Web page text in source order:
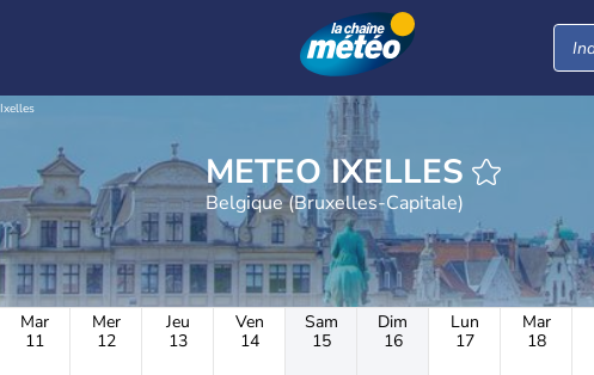
Ixelles
METEO IXELLES
Belgique (Bruxelles-Capitale)
Mar
11
Mer
12
Jeu
13
Ven
14
Sam
15
Dim
16
Lun
17
Mar
18